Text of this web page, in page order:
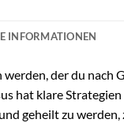
INFORMATIONEN
werden, der du
hat klare
und geheilt zu